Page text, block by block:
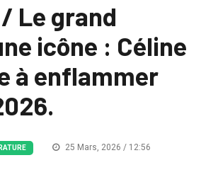
/ Le grand
icône : Céline
à enflammer
25 Mars, 2026 / 12:56